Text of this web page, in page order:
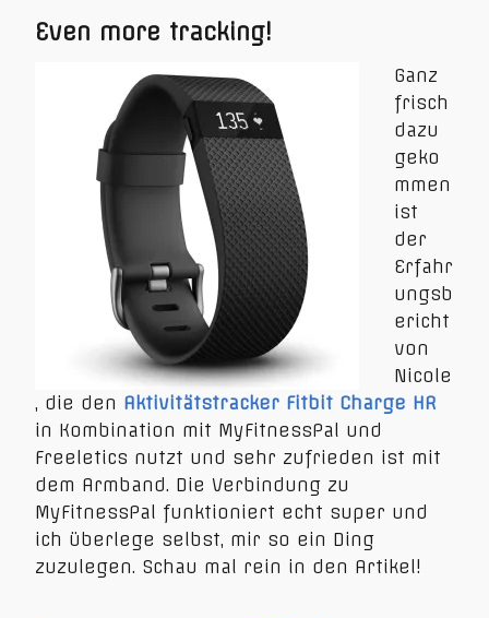
Even more tracking!
Ganz
frisch
dazu
geko
mmen
ist
der
Erfahr
ungsb
ericht
von
Nicole
, die den Aktivitätstracker Fitbit Charge HR
in Kombination mit MyFitnessPal und
Freeletics nutzt und sehr zufrieden ist mit
dem Armband. Die Verbindung zu
MyFitnessPal funktioniert echt super und
ich überlege selbst, mir so ein Ding
zuzulegen. Schau mal rein in den Artikel!